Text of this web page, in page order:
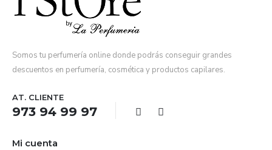
Somos tu perfumería online donde podrás conseguir grandes
descuentos en perfumería, cosmética y productos capilares.
AT. CLIENTE
973 94 99 97
Mi cuenta